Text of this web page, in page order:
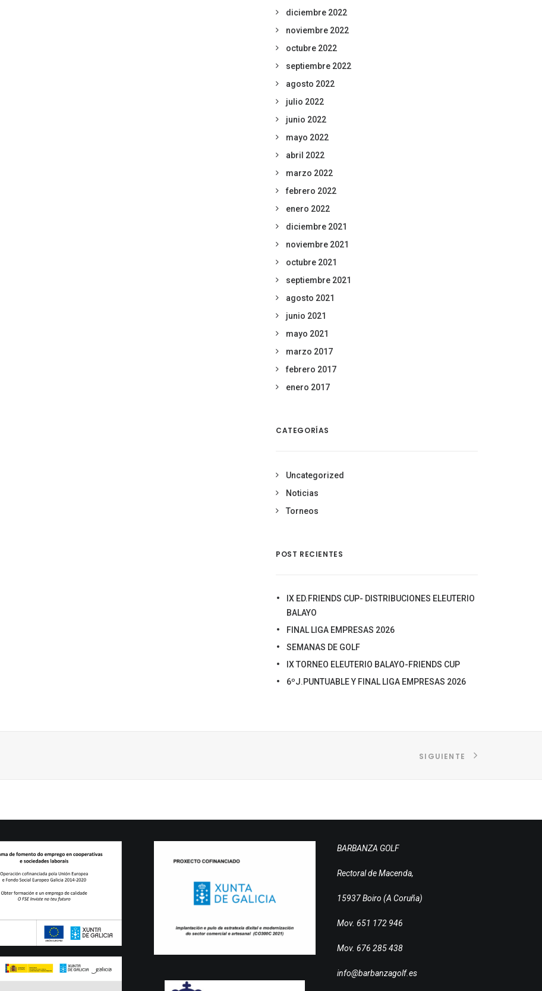
diciembre 2022
noviembre 2022
octubre 2022
septiembre 2022
agosto 2022
julio 2022
junio 2022
mayo 2022
abril 2022
marzo 2022
febrero 2022
enero 2022
diciembre 2021
noviembre 2021
octubre 2021
septiembre 2021
agosto 2021
junio 2021
mayo 2021
marzo 2017
febrero 2017
enero 2017
CATEGORÍAS
Uncategorized
Noticias
Torneos
POST RECIENTES
IX ED.FRIENDS CUP- DISTRIBUCIONES ELEUTERIO
BALAYO
FINAL LIGA EMPRESAS 2026
SEMANAS DE GOLF
IX TORNEO ELEUTERIO BALAYO-FRIENDS CUP
6ºJ.PUNTUABLE Y FINAL LIGA EMPRESAS 2026
SIGUIENTE
BARBANZA GOLF
Rectoral de Macenda,
15937 Boiro (A Coruña)
Mov. 651 172 946
Mov. 676 285 438
info@barbanzagolf.es